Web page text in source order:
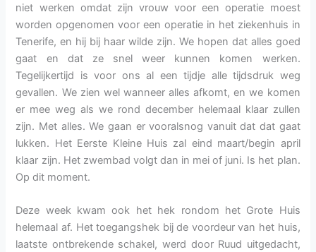
niet werken omdat zijn vrouw voor een operatie moest
worden opgenomen voor een operatie in het ziekenhuis in
Tenerife, en hij bij haar wilde zijn. We hopen dat alles goed
gaat en dat ze snel weer kunnen komen werken.
Tegelijkertijd is voor ons al een tijdje alle tijdsdruk weg
gevallen. We zien wel wanneer alles afkomt, en we komen
er mee weg als we rond december helemaal klaar zullen
zijn. Met alles. We gaan er vooralsnog vanuit dat dat gaat
lukken. Het Eerste Kleine Huis zal eind maart/begin april
klaar zijn. Het zwembad volgt dan in mei of juni. Is het plan.
Op dit moment.
Deze week kwam ook het hek rondom het Grote Huis
helemaal af. Het toegangshek bij de voordeur van het huis,
laatste ontbrekende schakel, werd door Ruud uitgedacht,